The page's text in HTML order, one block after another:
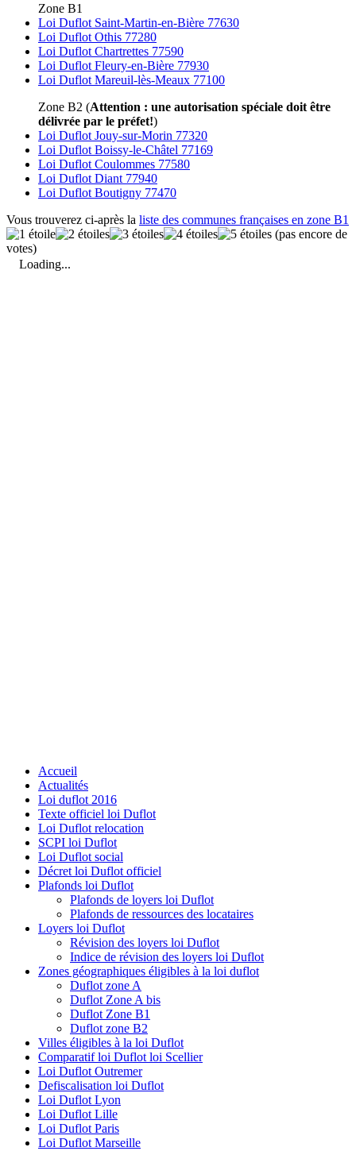
Zone B1
Loi Duflot Saint-Martin-en-Bière 77630
Loi Duflot Othis 77280
Loi Duflot Chartrettes 77590
Loi Duflot Fleury-en-Bière 77930
Loi Duflot Mareuil-lès-Meaux 77100
Zone B2 (Attention : une autorisation spéciale doit être
délivrée par le préfet!)
Loi Duflot Jouy-sur-Morin 77320
Loi Duflot Boissy-le-Châtel 77169
Loi Duflot Coulommes 77580
Loi Duflot Diant 77940
Loi Duflot Boutigny 77470
Vous trouverez ci-après la liste des communes françaises en zone B1
(pas encore de
votes)
Loading...
Accueil
Actualités
Loi duflot 2016
Texte officiel loi Duflot
Loi Duflot relocation
SCPI loi Duflot
Loi Duflot social
Décret loi Duflot officiel
Plafonds loi Duflot
Plafonds de loyers loi Duflot
Plafonds de ressources des locataires
Loyers loi Duflot
Révision des loyers loi Duflot
Indice de révision des loyers loi Duflot
Zones géographiques éligibles à la loi duflot
Duflot zone A
Duflot Zone A bis
Duflot Zone B1
Duflot zone B2
Villes éligibles à la loi Duflot
Comparatif loi Duflot loi Scellier
Loi Duflot Outremer
Defiscalisation loi Duflot
Loi Duflot Lyon
Loi Duflot Lille
Loi Duflot Paris
Loi Duflot Marseille